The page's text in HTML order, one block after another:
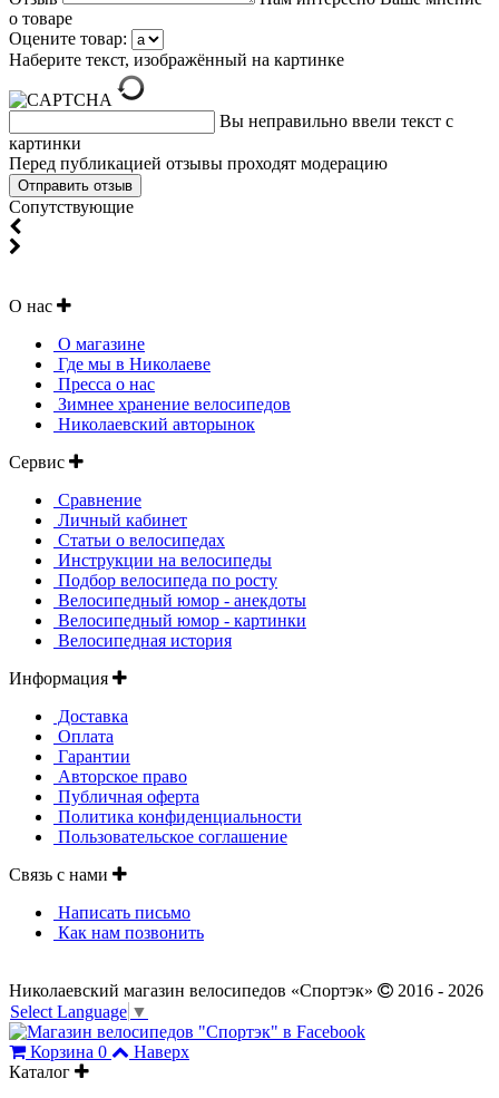
о товаре
Оцените товар:
Наберите текст, изображённый на картинке
Вы неправильно ввели текст с
картинки
Перед публикацией отзывы проходят модерацию
Cопутствующие
О нас
О магазине
Где мы в Николаеве
Пресса о нас
Зимнее хранение велосипедов
Николаевский авторынок
Сервис
Сравнение
Личный кабинет
Статьи о велосипедах
Инструкции на велосипеды
Подбор велосипеда по росту
Велосипедный юмор - анекдоты
Велосипедный юмор - картинки
Велосипедная история
Информация
Доставка
Оплата
Гарантии
Авторское право
Публичная оферта
Политика конфиденциальности
Пользовательское соглашение
Связь с нами
Написать письмо
Как нам позвонить
Николаевский магазин велосипедов «Спортэк»
2016 - 2026
Select Language ▼
Корзина 0
Наверх
Каталог